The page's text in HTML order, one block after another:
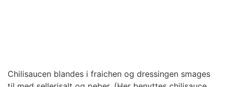
Chilisaucen blandes i fraichen og dressingen smages